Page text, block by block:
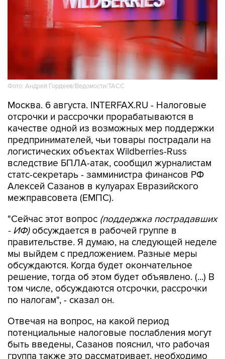
Фото: Андрей Гордеев/Ведомости/ТАСС
Москва. 6 августа. INTERFAX.RU - Налоговые
отсрочки и рассрочки прорабатываются в
качестве одной из возможных мер поддержки
предпринимателей, чьи товары пострадали на
логистических объектах Wildberries-Russ
вследствие БПЛА-атак, сообщил журналистам
статс-секретарь - замминистра финансов РФ
Алексей Сазанов в кулуарах Евразийского
межправсовета (ЕМПС).
"Сейчас этот вопрос (поддержка пострадавших
- ИФ)обсуждается в рабочей группе в
правительстве. Я думаю, на следующей неделе
мы выйдем с предложением. Разные меры
обсуждаются. Когда будет окончательное
решение, тогда об этом будет объявлено. (...) В
том числе, обсуждаются отсрочки, рассрочки
по налогам", - сказал он.
Отвечая на вопрос, на какой период
потенциальные налоговые послабления могут
быть введены, Сазанов пояснил, что рабочая
группа также это рассматривает, необходимо